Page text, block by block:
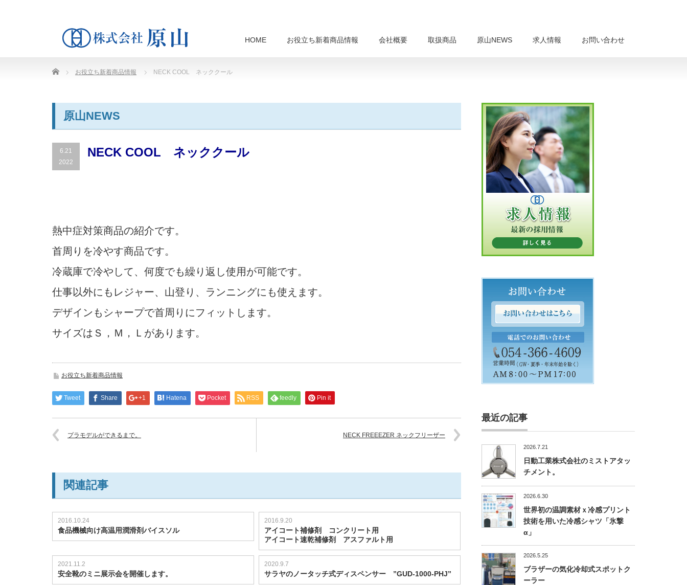
HOME お役立ち新着商品情報 会社概要 取扱商品 原山NEWS 求人情報 お問い合わせ
Home お役立ち新着商品情報 NECK COOL ネッククール
原山NEWS
6.21
2022
NECK COOL ネッククール
熱中症対策商品の紹介です。
首周りを冷やす商品です。
冷蔵庫で冷やして、何度でも繰り返し使用が可能です。
仕事以外にもレジャー、山登り、ランニングにも使えます。
デザインもシャープで首周りにフィットします。
サイズはＳ，Ｍ，Ｌがあります。
お役立ち新着商品情報
Tweet Share +1 Hatena Pocket RSS feedly Pin it
プラモデルができるまで。 NECK FREEEZER ネックフリーザー
関連記事
2016.10.24
食品機械向け高温用潤滑剤バイスソル
2016.9.20
アイコート補修剤 コンクリート用
アイコート速乾補修剤 アスファルト用
2021.11.2
安全靴のミニ展示会を開催します。
2020.9.7
サラヤのノータッチ式ディスペンサー ”GUD-1000-PHJ”
最近の記事
2026.7.21
日動工業株式会社のミストアタッ
チメント。
2026.6.30
世界初の温調素材ｘ冷感プリント
技術を用いた冷感シャツ「氷撃
α」
2026.5.25
ブラザーの気化冷却式スポットク
ーラー